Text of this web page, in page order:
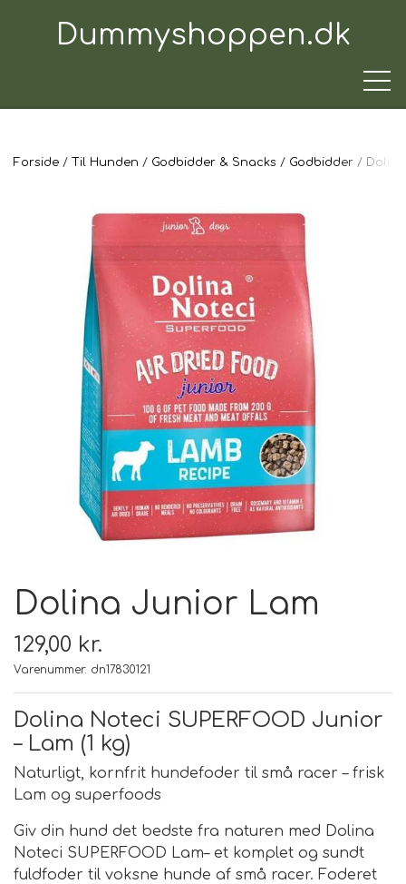
Dummyshoppen.dk
TRÆNINGSUDSTYR
TIL HUNDEN
TIL HUNDEFØREREN
TIL BILEN
FODER & FODER
TILSKUD
Forside Til Hunden Godbidder & Snacks Godbidder
Dolina Junior Lam
129,00 kr.
Varenummer: dn17830121
Dolina Noteci SUPERFOOD Junior
– Lam (1 kg)
Naturligt, kornfrit hundefoder til små racer – frisk
Lam og superfoods
Giv din hund det bedste fra naturen med Dolina
Noteci SUPERFOOD Lam– et komplet og sundt
fuldfoder til voksne hunde af små racer. Foderet